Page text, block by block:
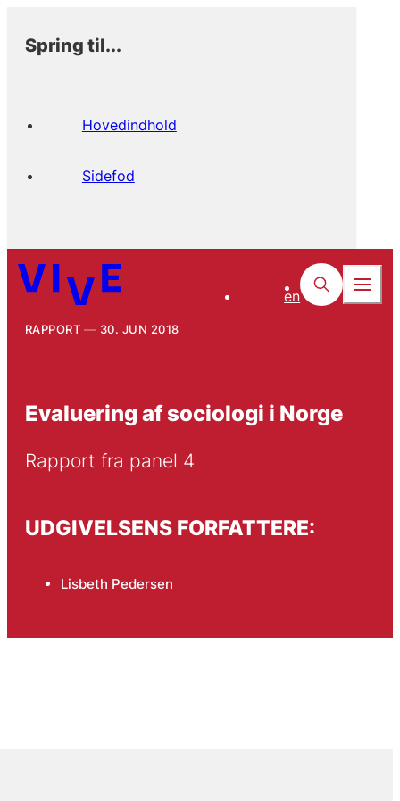
Spring til...
Hovedindhold
Sidefod
en
RAPPORT 30. JUN 2018
Evaluering af sociologi i Norge
Rapport fra panel 4
UDGIVELSENS FORFATTERE:
Lisbeth Pedersen